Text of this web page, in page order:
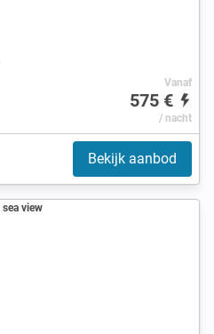
Vanaf
575 €
/ nacht
Bekijk aanbod